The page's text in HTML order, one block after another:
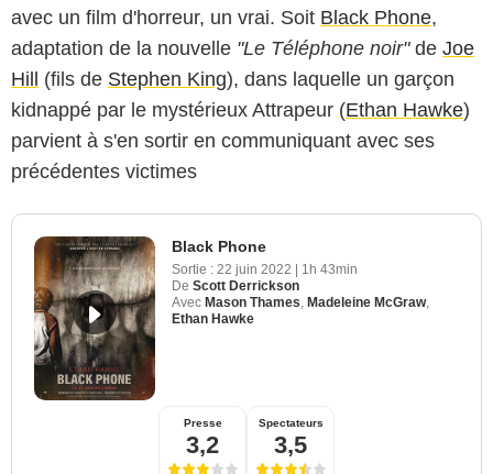
avec un film d'horreur, un vrai. Soit Black Phone,
adaptation de la nouvelle "Le Téléphone noir"de Joe
Hill (fils de Stephen King), dans laquelle un garçon
kidnappé par le mystérieux Attrapeur (Ethan Hawke)
parvient à s'en sortir en communiquant avec ses
précédentes victimes
Black Phone
Sortie : 22 juin 2022 | 1h 43min
De Scott Derrickson
Avec Mason Thames Madeleine McGraw,
Ethan Hawke
Presse
3,2
Spectateurs
3,5